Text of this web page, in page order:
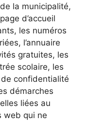
la municipalité,
d’accueil
les numéros
l’annuaire
gratuites, les
scolaire, les
de confidentialité
démarches
liées au
web qui ne